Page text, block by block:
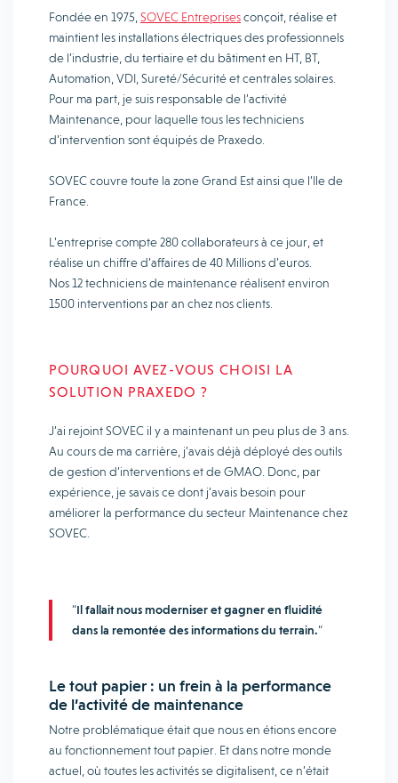
Fondée en 1975, SOVEC Entreprisesconçoit, réalise et
maintient les installations électriques des professionnels
de l’industrie, du tertiaire et du bâtiment en HT, BT,
Automation, VDI, Sureté/Sécurité et centrales solaires.
Pour ma part, je suis responsable de l’activité
Maintenance, pour laquelle tous les techniciens
d’intervention sont équipés de Praxedo.
SOVEC couvre toute la zone Grand Est ainsi que l’Ile de
France.
L’entreprise compte 280 collaborateurs à ce jour, et
réalise un chiffre d’affaires de 40 Millions d’euros.
Nos 12 techniciens de maintenance réalisent environ
1500 interventions par an chez nos clients.
POURQUOI AVEZ-VOUS CHOISI LA
SOLUTION PRAXEDO ?
J’ai rejoint SOVEC il y a maintenant un peu plus de 3 ans.
Au cours de ma carrière, j’avais déjà déployé des outils
de gestion d’interventions et de GMAO. Donc, par
expérience, je savais ce dont j’avais besoin pour
améliorer la performance du secteur Maintenance chez
SOVEC.
“Il fallait nous moderniser et gagner en fluidité
dans la remontée des informations du terrain.“
Le tout papier : un frein à la performance
de l’activité de maintenance
Notre problématique était que nous en étions encore
au fonctionnement tout papier. Et dans notre monde
actuel, où toutes les activités se digitalisent, ce n’était